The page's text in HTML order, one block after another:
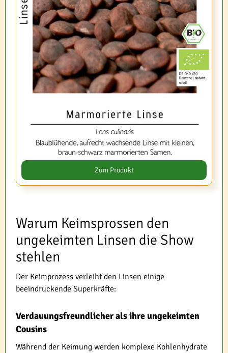
Zum Produkt
Warum Keimsprossen den
ungekeimten Linsen die Show
stehlen
Der Keimprozess verleiht den Linsen einige
beeindruckende Superkräfte:
Verdauungsfreundlicher als ihre ungekeimten
Cousins
Während der Keimung werden komplexe Kohlenhydrate